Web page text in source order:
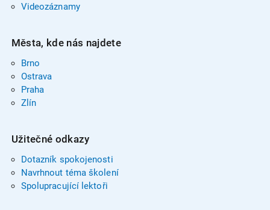
Videozáznamy
Města, kde nás najdete
Brno
Ostrava
Praha
Zlín
Užitečné odkazy
Dotazník spokojenosti
Navrhnout téma školení
Spolupracující lektoři